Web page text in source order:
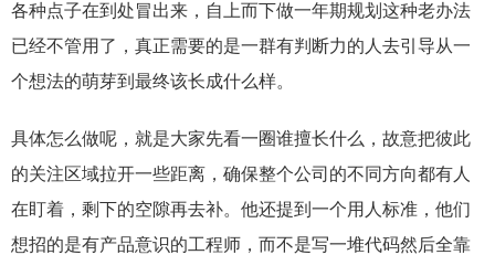
各种点子在到处冒出来，自上而下做一年期规划这种老办法
已经不管用了，真正需要的是一群有判断力的人去引导从一
个想法的萌芽到最终该长成什么样。
具体怎么做呢，就是大家先看一圈谁擅长什么，故意把彼此
的关注区域拉开一些距离，确保整个公司的不同方向都有人
在盯着，剩下的空隙再去补。他还提到一个用人标准，他们
想招的是有产品意识的工程师，而不是写一堆代码然后全靠